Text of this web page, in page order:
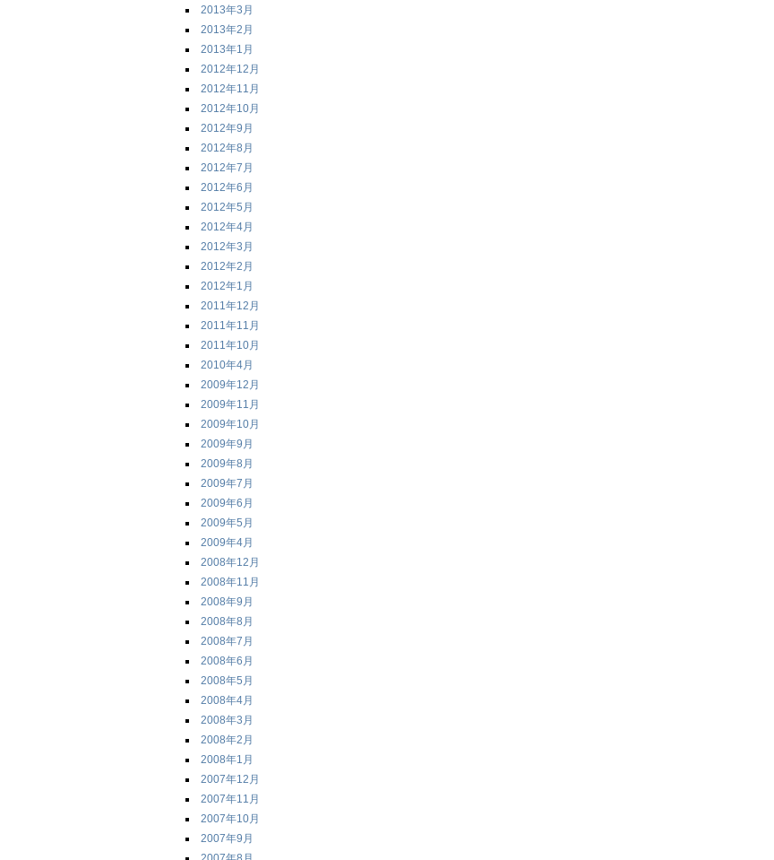
2013年3月
2013年2月
2013年1月
2012年12月
2012年11月
2012年10月
2012年9月
2012年8月
2012年7月
2012年6月
2012年5月
2012年4月
2012年3月
2012年2月
2012年1月
2011年12月
2011年11月
2011年10月
2010年4月
2009年12月
2009年11月
2009年10月
2009年9月
2009年8月
2009年7月
2009年6月
2009年5月
2009年4月
2008年12月
2008年11月
2008年9月
2008年8月
2008年7月
2008年6月
2008年5月
2008年4月
2008年3月
2008年2月
2008年1月
2007年12月
2007年11月
2007年10月
2007年9月